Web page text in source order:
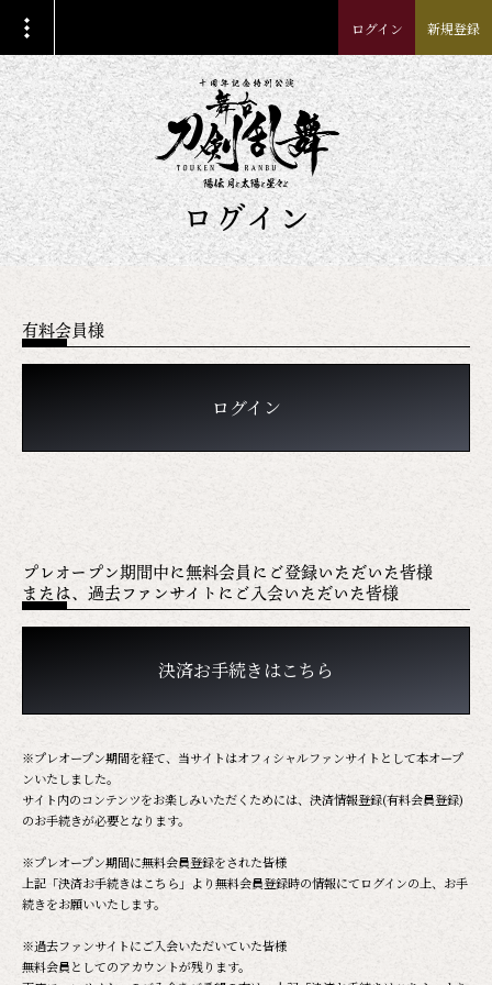
ログイン 新規登録
ログイン
有料会員様
ログイン
プレオープン期間中に無料会員にご登録いただいた皆様
または、過去ファンサイトにご入会いただいた皆様
決済お手続きはこちら
※プレオープン期間を経て、当サイトはオフィシャルファンサイトとして本オープ
ンいたしました。
サイト内のコンテンツをお楽しみいただくためには、決済情報登録(有料会員登録)
のお手続きが必要となります。
※プレオープン期間に無料会員登録をされた皆様
上記「決済お手続きはこちら」より無料会員登録時の情報にてログインの上、お手
続きをお願いいたします。
※過去ファンサイトにご入会いただいていた皆様
無料会員としてのアカウントが残ります。